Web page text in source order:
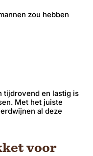
zou hebben
tijdrovend en lastig is
Met het juiste
al deze
voor